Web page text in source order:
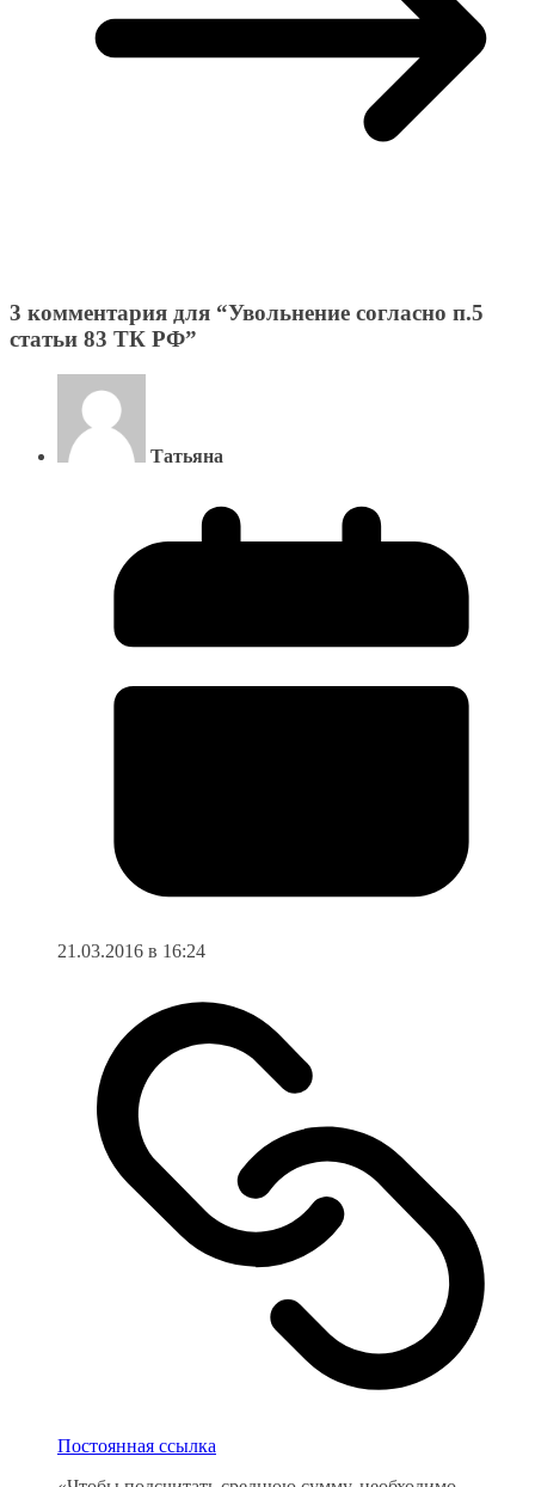
3 комментария для “Увольнение согласно п.5
статьи 83 ТК РФ”
Татьяна
21.03.2016 в 16:24
Постоянная ссылка